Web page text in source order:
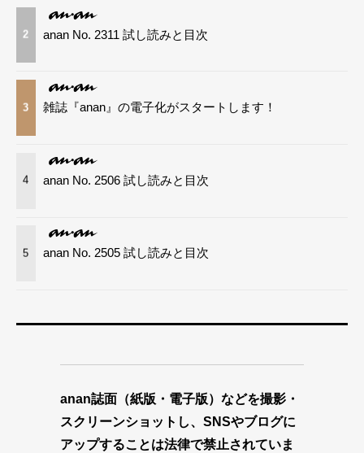
2 anan No. 2311 試し読みと目次
3 雑誌『anan』の電子化がスタートします！
4 anan No. 2506 試し読みと目次
5 anan No. 2505 試し読みと目次
anan誌面（紙版・電子版）などを撮影・
スクリーンショットし、SNSやブログに
アップすることは法律で禁止されていま